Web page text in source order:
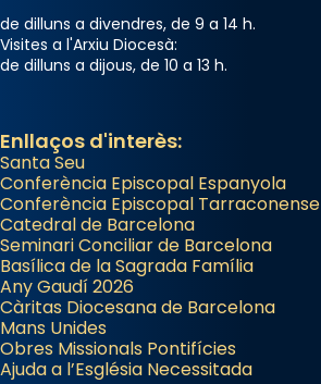
de dilluns a divendres, de 9 a 14 h.
Visites a l'Arxiu Diocesà:
de dilluns a dijous, de 10 a 13 h.
Enllaços d'interès:
Santa Seu
Conferència Episcopal Espanyola
Conferència Episcopal Tarraconense
Catedral de Barcelona
Seminari Conciliar de Barcelona
Basílica de la Sagrada Família
Any Gaudí 2026
Càritas Diocesana de Barcelona
Mans Unides
Obres Missionals Pontifícies
Ajuda a l’Església Necessitada